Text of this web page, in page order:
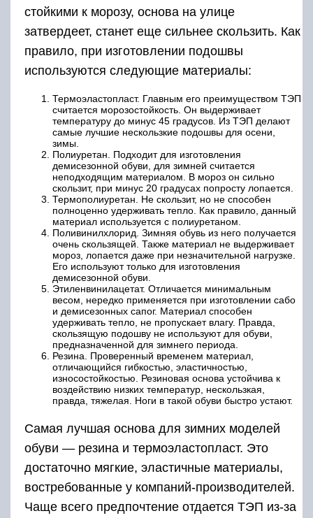
стойкими к морозу, основа на улице
затвердеет, станет еще сильнее скользить. Как
правило, при изготовлении подошвы
используются следующие материалы:
Термоэластопласт. Главным его преимуществом ТЭП
считается морозостойкость. Он выдерживает
температуру до минус 45 градусов. Из ТЭП делают
самые лучшие нескользкие подошвы для осени,
зимы.
Полиуретан. Подходит для изготовления
демисезонной обуви, для зимней считается
неподходящим материалом. В мороз он сильно
скользит, при минус 20 градусах попросту лопается.
Термополиуретан. Не скользит, но не способен
полноценно удерживать тепло. Как правило, данный
материал используется с полиуретаном.
Поливинилхлорид. Зимняя обувь из него получается
очень скользящей. Также материал не выдерживает
мороз, лопается даже при незначительной нагрузке.
Его используют только для изготовления
демисезонной обуви.
Этиленвинилацетат. Отличается минимальным
весом, нередко применяется при изготовлении сабо
и демисезонных сапог. Материал способен
удерживать тепло, не пропускает влагу. Правда,
скользящую подошву не используют для обуви,
предназначенной для зимнего периода.
Резина. Проверенный временем материал,
отличающийся гибкостью, эластичностью,
износостойкостью. Резиновая основа устойчива к
воздействию низких температур, нескользкая,
правда, тяжелая. Ноги в такой обуви быстро устают.
Самая лучшая основа для зимних моделей
обуви — резина и термоэластопласт. Это
достаточно мягкие, эластичные материалы,
востребованные у компаний-производителей.
Чаще всего предпочтение отдается ТЭП из-за